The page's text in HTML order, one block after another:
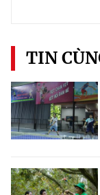
TIN